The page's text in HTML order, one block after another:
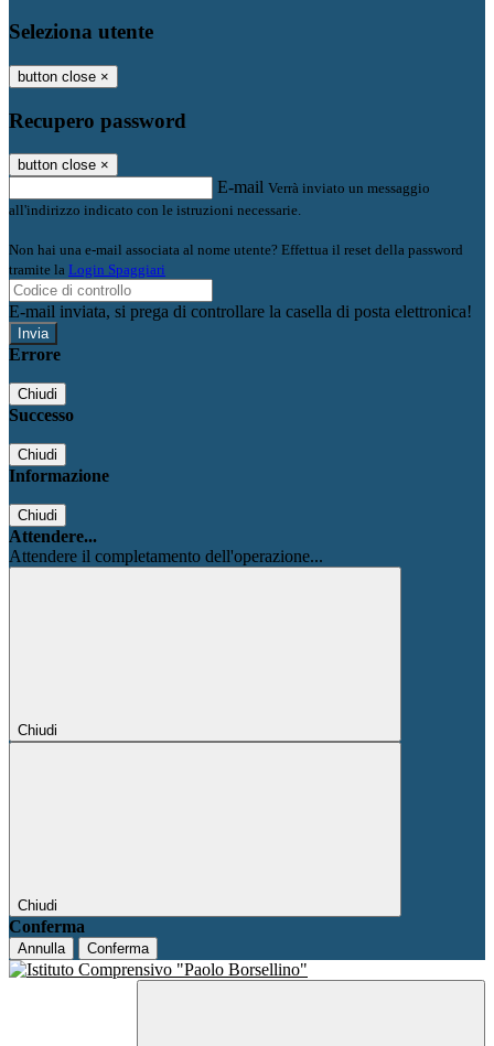
Seleziona utente
button close ×
Recupero password
button close ×
E-mail Verrà inviato un messaggio
all'indirizzo indicato con le istruzioni necessarie.
Non hai una e-mail associata al nome utente? Effettua il reset della password
tramite la Login Spaggiari
E-mail inviata, si prega di controllare la casella di posta elettronica!
Errore
Chiudi
Successo
Chiudi
Informazione
Chiudi
Attendere...
Attendere il completamento dell'operazione...
Chiudi
Chiudi
Conferma
Annulla Conferma